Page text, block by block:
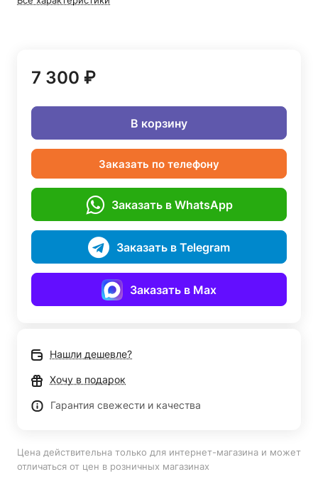
7 300 ₽
В корзину
Заказать по телефону
Заказать в WhatsApp
Заказать в Telegram
Заказать в Max
Нашли дешевле?
Хочу в подарок
Гарантия свежести и качества
Цена действительна только для интернет-магазина и может
отличаться от цен в розничных магазинах